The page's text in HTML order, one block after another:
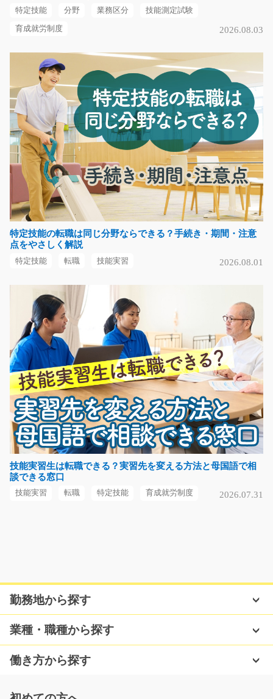
気になる
自動車部品の目視検査/y01_01252
急募
☆作業はいたってシンプルです♪☆自動車のエンジンルー
ム内で使用されている…
長期（3ヶ月以上）
時給1150円
愛知県春日井市
気になる
部品を溶接したり、機械加工のお仕事/y01_00837
急募
会社です！アルゴン溶…
長期（3ヶ月以上）
時給1200円～
愛知県小牧市
気になる
クッション材の包装作業/g04_01301
急募
駅チカ！ピカピカ新工場♪倉庫内作業未経験の方も大歓
迎！クッション材の包…
長期（3ヶ月以上）
時給1300円～1625円
半導体端子の組立STAFF/t03_01284
NEW 急募
＼座り作業メインで力仕事なし！コツコツ作業得意な方
歓迎／ 半導体製造装…
長期（3ヶ月以上）
時給1,100円
特定技能 分野 業務区分 技能測定試験
育成就労制度 2026.08.03
特定技能の転職は同じ分野ならできる？手続き・期間・注意
点をやさしく解説
特定技能 転職 技能実習 2026.08.01
技能実習生は転職できる？実習先を変える方法と母国語で相
談できる窓口
技能実習 転職 特定技能 育成就労制度 2026.07.31
勤務地から探す
業種・職種から探す
働き方から探す